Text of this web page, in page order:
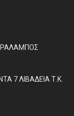
7 ΛΙΒΑΔΕΙΑ Τ.Κ.